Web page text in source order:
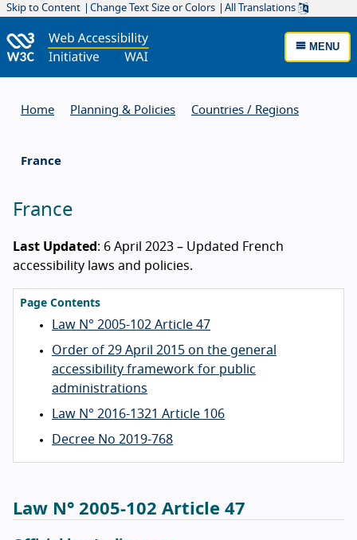
Skip to Content Change Text Size or Colors All Translations
MENU
Home Planning & Policies Countries / Regions
France
France
Last Updated : 6 April 2023 – Updated French
accessibility laws and policies.
Page Contents
Law N° 2005-102 Article 47
Order of 29 April 2015 on the general
accessibility framework for public
administrations
Law N° 2016-1321 Article 106
Decree No 2019-768
Law N° 2005-102 Article 47